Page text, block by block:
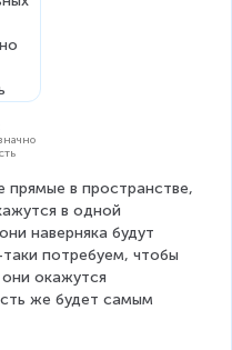
прямые в пространстве,
в одной
наверняка будут
потребуем, чтобы
окажутся
же будет самым